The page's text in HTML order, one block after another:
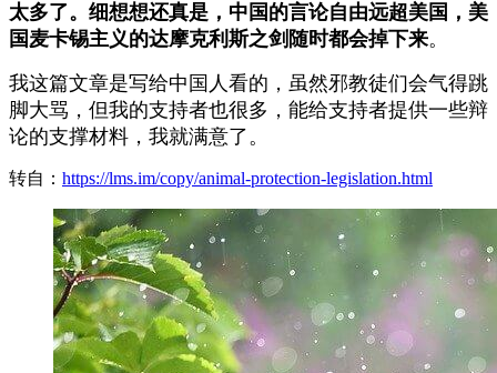
太多了。细想想还真是，中国的言论自由远超美国，美
国麦卡锡主义的达摩克利斯之剑随时都会掉下来。
我这篇文章是写给中国人看的，虽然邪教徒们会气得跳
脚大骂，但我的支持者也很多，能给支持者提供一些辩
论的支撑材料，我就满意了。
转自： https://lms.im/copy/animal-protection-legislation.html